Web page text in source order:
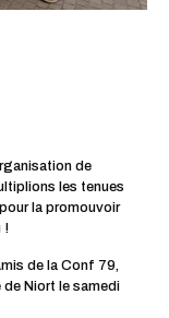
de
les tenues
la promouvoir
!
de la Conf 79,
de Niort le samedi